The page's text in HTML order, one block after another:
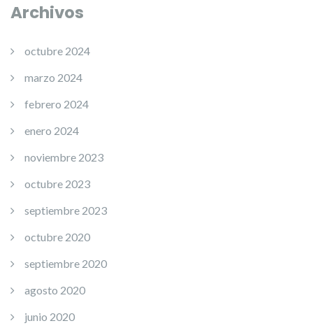
Archivos
octubre 2024
marzo 2024
febrero 2024
enero 2024
noviembre 2023
octubre 2023
septiembre 2023
octubre 2020
septiembre 2020
agosto 2020
junio 2020